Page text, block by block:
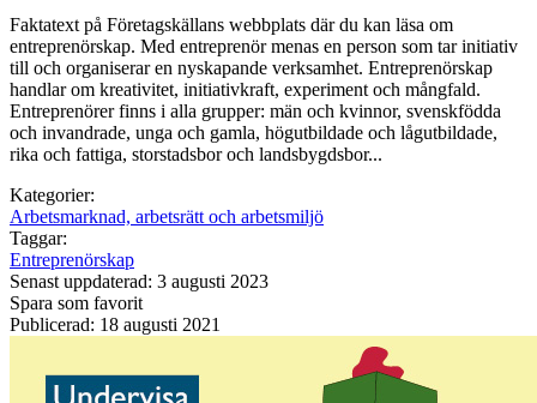
Faktatext på Företagskällans webbplats där du kan läsa om
entreprenörskap. Med entreprenör menas en person som tar initiativ
till och organiserar en nyskapande verksamhet. Entreprenörskap
handlar om kreativitet, initiativkraft, experiment och mångfald.
Entreprenörer finns i alla grupper: män och kvinnor, svenskfödda
och invandrade, unga och gamla, högutbildade och lågutbildade,
rika och fattiga, storstadsbor och landsbygdsbor...
Kategorier:
Arbetsmarknad, arbetsrätt och arbetsmiljö
Taggar:
Entreprenörskap
Senast uppdaterad: 3 augusti 2023
Spara som favorit
Publicerad: 18 augusti 2021